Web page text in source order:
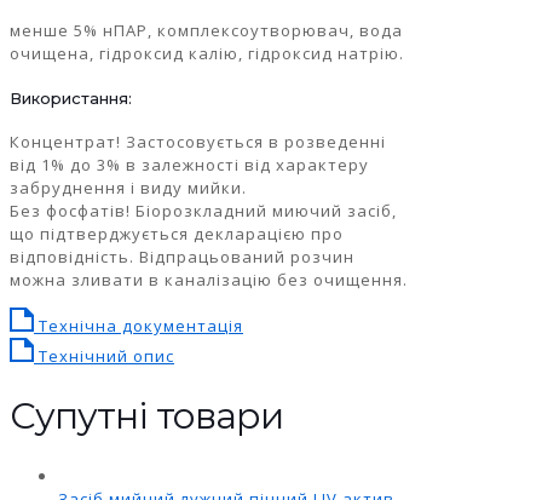
менше 5% нПАР, комплексоутворювач, вода
очищена, гідроксид калію, гідроксид натрію.
Використання:
Концентрат! Застосовується в розведенні
від 1% до 3% в залежності від характеру
забруднення і виду мийки.
Без фосфатів! Біорозкладний миючий засіб,
що підтверджується декларацією про
відповідність. Відпрацьований розчин
можна зливати в каналізацію без очищення.
Технічна документація
Технічний опис
Супутні товари